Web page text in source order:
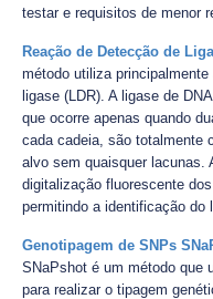
testar e requisitos de menor
Reação de Detecção de
método utiliza
ligase (LDR). A ligase de
que ocorre apenas quando
cada cadeia, são totalmente
alvo sem quaisquer lacunas.
digitalização fluorescente
permitindo a identificação do
Genotipagem de SNPs
SNaPshot é um método que
para realizar o tipagem